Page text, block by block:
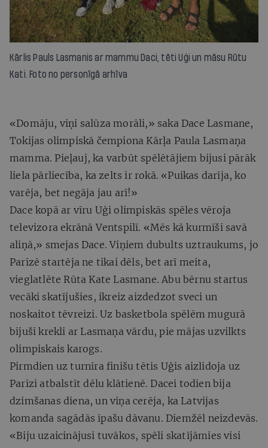
Kārlis Pauls Lasmanis ar mammu Daci, tēti Uģi un māsu Rūtu
Kati. Foto no personīgā arhīva
«Domāju, viņi salūza morāli,» saka Dace Lasmane,
Tokijas olimpiskā čempiona Kārļa Paula Lasmaņa
mamma. Pieļauj, ka varbūt spēlētājiem bijusi pārāk
liela pārliecība, ka zelts ir rokā. «Puikas darīja, ko
varēja, bet negāja jau arī!»
Dace kopā ar vīru Uģi olimpiskās spēles vēroja
televizora ekrānā Ventspilī. «Mēs kā kurmīši savā
aliņā,» smejas Dace. Viņiem dubults uztraukums, jo
Parīzē startēja ne tikai dēls, bet arī meita,
vieglatlēte Rūta Kate Lasmane. Abu bērnu startus
vecāki skatījušies, ikreiz aizdedzot sveci un
noskaitot tēvreizi. Uz basketbola spēlēm mugurā
bijuši krekli ar Lasmaņa vārdu, pie mājas uzvilkts
olimpiskais karogs.
Pirmdien uz turnīra finišu tētis Uģis aizlidoja uz
Parīzi atbalstīt dēlu klātienē. Dacei todien bija
dzimšanas diena, un viņa cerēja, ka Latvijas
komanda sagādās īpašu dāvanu. Diemžēl neizdevās.
«Biju uzaicinājusi tuvākos, spēli skatījāmies visi